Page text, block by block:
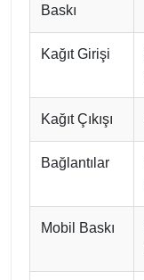
Baskı
Kağıt Girişi
Kağıt Çıkışı
Bağlantılar
Mobil Baskı